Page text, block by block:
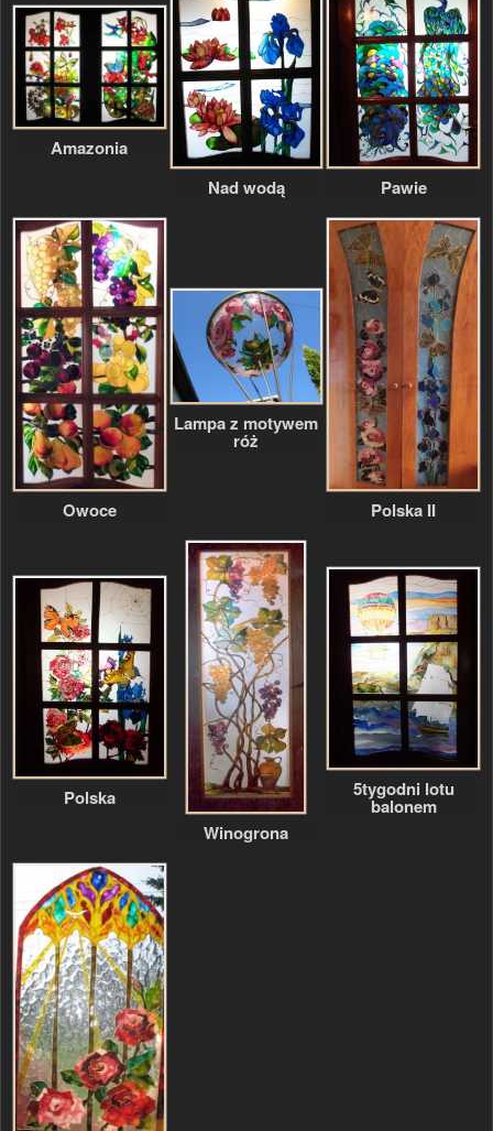
Amazonia
Nad wodą
Pawie
Owoce
Lampa z motywem
róż
Polska II
Polska
Winogrona
5tygodni lotu
balonem